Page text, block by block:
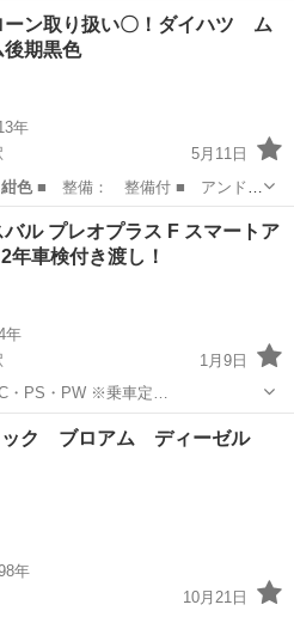
クラウン 紺色
ーン取り扱い〇！ダイハツ ム
後期黒色
年
5月11日
紺色■ 整備： 整備付 ■ アンド
ムーヴ MCCS
ル プレオプラス F スマートア
年車検付き渡し！
年
1月9日
・PS・PW ※乗車定…
レオ スマートアシスト
ク ブロアム ディーゼル
年
10月21日